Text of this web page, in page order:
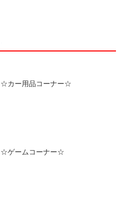
☆カー用品コーナー☆
☆ゲームコーナー☆